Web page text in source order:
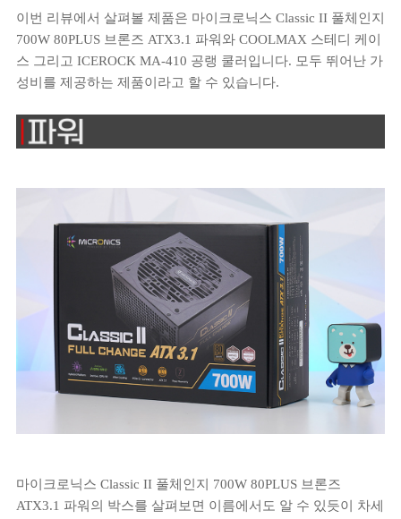
이번 리뷰에서 살펴볼 제품은 마이크로닉스 Classic II 풀체인지
700W 80PLUS 브론즈 ATX3.1 파워와 COOLMAX 스테디 케이
스 그리고 ICEROCK MA-410 공랭 쿨러입니다. 모두 뛰어난 가
성비를 제공하는 제품이라고 할 수 있습니다.
마이크로닉스 Classic II 풀체인지 700W 80PLUS 브론즈
ATX3.1 파워의 박스를 살펴보면 이름에서도 알 수 있듯이 차세